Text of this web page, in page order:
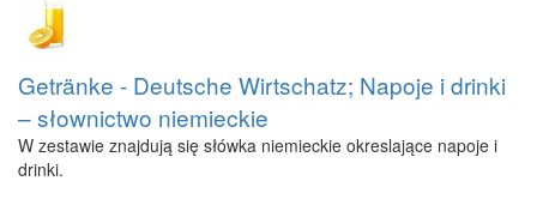
Getränke - Deutsche Wirtschatz; Napoje i drinki
– słownictwo niemieckie
W zestawie znajdują się słówka niemieckie okreslające napoje i
drinki.